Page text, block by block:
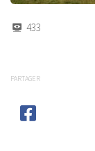
433
PARTAGER